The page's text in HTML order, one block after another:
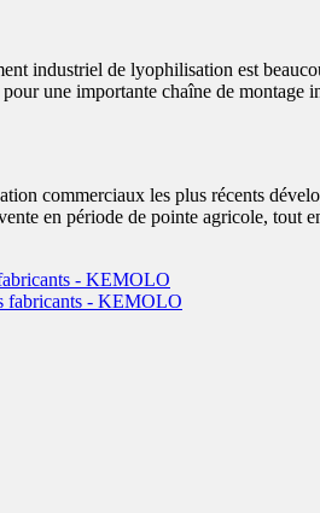
industriel de lyophilisation est
une importante chaîne de
commerciaux les plus récents
en période de pointe agricole, tout
- KEMOLO
fabricants - KEMOLO